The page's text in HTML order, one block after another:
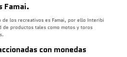
Famai.
de los recreativos es Famai, por ello Interibi
de productos tales como motos y toros
con monedas